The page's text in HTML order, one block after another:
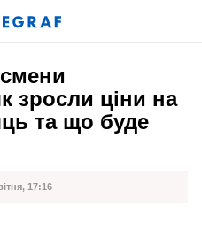
зросли ціни на
та що буде
17:16